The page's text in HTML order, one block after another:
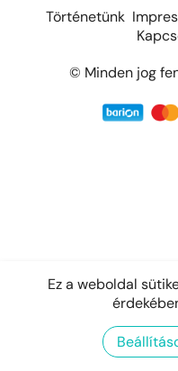
Történetünk
© Minden jog
Ez a weboldal